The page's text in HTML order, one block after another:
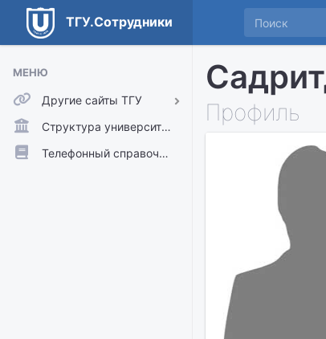
ТГУ.Сотрудники
МЕНЮ
Другие сайты ТГУ
ТГУ.Аккаунты
ТГУ.Расписание
Структура университета
Телефонный справочник
Профиль